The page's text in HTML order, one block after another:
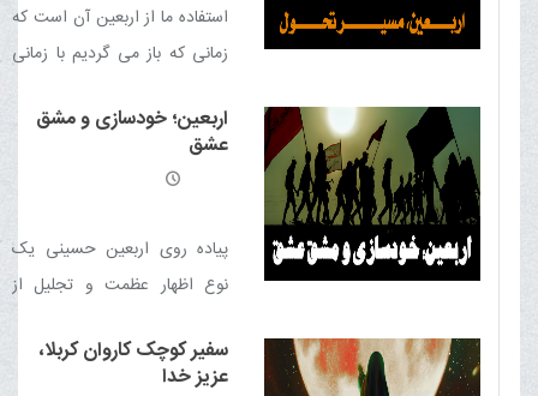
استفاده ما از اربعین آن است که
زمانی که باز می گردیم با زمانی
متحول شویم
اربعین؛ خودسازی و مشق
عشق
پیاده روی اربعین حسینی یک
نوع اظهار عظمت و تجلیل از
است
سفیر کوچک کاروان کربلا،
عزیز خدا